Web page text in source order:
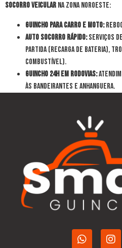
socorro veicular na Zona Noroeste:
Guincho para Carro e Moto:
Auto Socorro Rápido:Serviços
Partida (Recarga de Bateria),
Combustível).
Guincho 24h em Rodovias:
às Bandeirantes e Anhanguera.